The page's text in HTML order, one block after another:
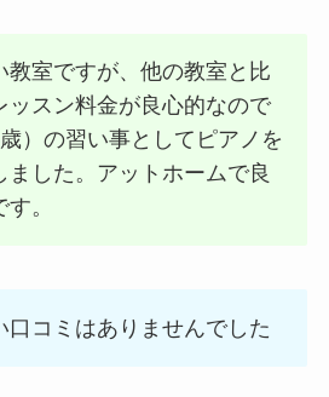
教室ですが、他の教室と比
ッスン料金が良心的なので
）の習い事としてピアノを
ました。アットホームで良
。
口コミはありませんでした